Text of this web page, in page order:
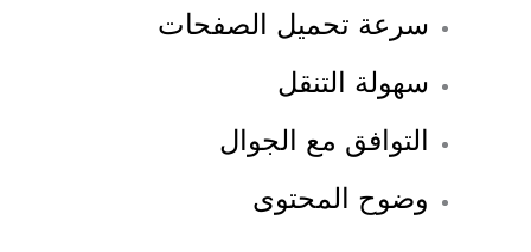
سرعة تحميل الصفحات
سهولة التنقل
التوافق مع الجوال
وضوح المحتوى